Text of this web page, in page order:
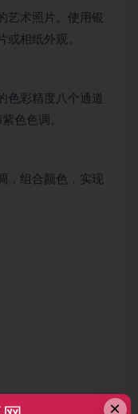
艺术照片。使用银
或相纸外观。
色彩精度八个通道
色色调。
，组合颜色，实现
×